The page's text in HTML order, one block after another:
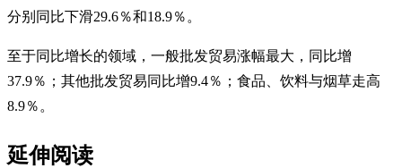
分别同比下滑29.6％和18.9％。
至于同比增长的领域，一般批发贸易涨幅最大，同比增
37.9％；其他批发贸易同比增9.4％；食品、饮料与烟草走高
8.9％。
延伸阅读